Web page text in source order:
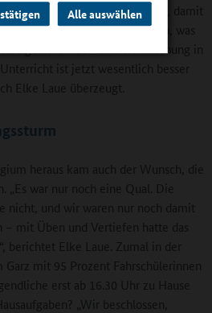
Alle auswählen
Methoden sie anwenden, damit
und Kollegen sehen können, was
gelaufen ist – und die Mischung in
ist jetzt wesentlich besser
Elke Laue überzeugt.
heraus kam auch der Wunsch, die
„Es war nur noch eine Qual. Die
nicht, und wir waren nur noch damit
– mit Üben und Vertiefen hatte das
berichtet Elke Laue. Zumal in der
Garz mit 95 Prozent Fahrschülerinnen
erst ab 16.30 Uhr zu Hause
„Wir beschlossen,